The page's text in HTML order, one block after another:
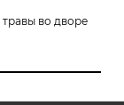
во дворе